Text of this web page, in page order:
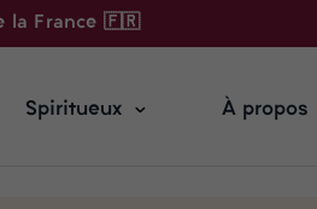
la France 🇫🇷
Spiritueux À propos